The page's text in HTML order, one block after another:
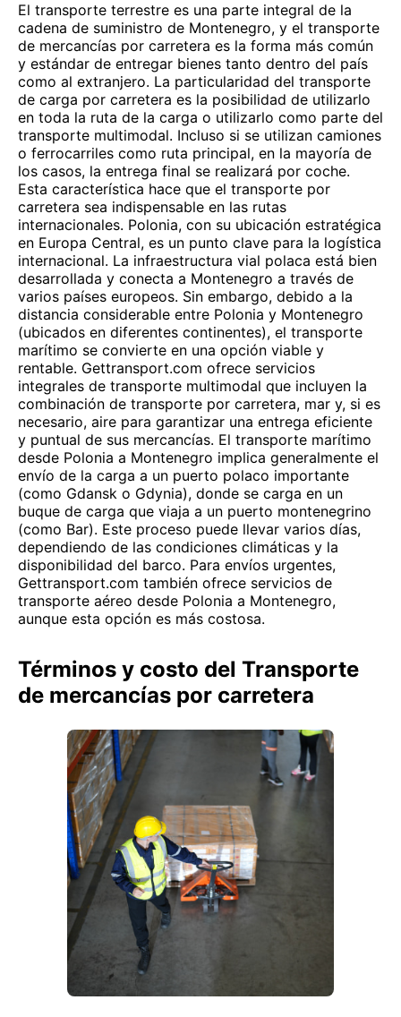
El transporte terrestre es una parte integral de la
cadena de suministro de Montenegro, y el transporte
de mercancías por carretera es la forma más común
y estándar de entregar bienes tanto dentro del país
como al extranjero. La particularidad del transporte
de carga por carretera es la posibilidad de utilizarlo
en toda la ruta de la carga o utilizarlo como parte del
transporte multimodal. Incluso si se utilizan camiones
o ferrocarriles como ruta principal, en la mayoría de
los casos, la entrega final se realizará por coche.
Esta característica hace que el transporte por
carretera sea indispensable en las rutas
internacionales. Polonia, con su ubicación estratégica
en Europa Central, es un punto clave para la logística
internacional. La infraestructura vial polaca está bien
desarrollada y conecta a Montenegro a través de
varios países europeos. Sin embargo, debido a la
distancia considerable entre Polonia y Montenegro
(ubicados en diferentes continentes), el transporte
marítimo se convierte en una opción viable y
rentable. Gettransport.com ofrece servicios
integrales de transporte multimodal que incluyen la
combinación de transporte por carretera, mar y, si es
necesario, aire para garantizar una entrega eficiente
y puntual de sus mercancías. El transporte marítimo
desde Polonia a Montenegro implica generalmente el
envío de la carga a un puerto polaco importante
(como Gdansk o Gdynia), donde se carga en un
buque de carga que viaja a un puerto montenegrino
(como Bar). Este proceso puede llevar varios días,
dependiendo de las condiciones climáticas y la
disponibilidad del barco. Para envíos urgentes,
Gettransport.com también ofrece servicios de
transporte aéreo desde Polonia a Montenegro,
aunque esta opción es más costosa.
Términos y costo del Transporte
de mercancías por carretera